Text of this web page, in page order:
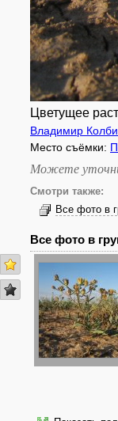
Цветущее
Владимир
Место съёмки:
Можете
Смотри также:
Все фото в
Все фото в